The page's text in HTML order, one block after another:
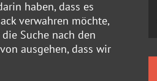
haben, dass es
verwahren möchte,
Suche nach den
ausgehen, dass wir